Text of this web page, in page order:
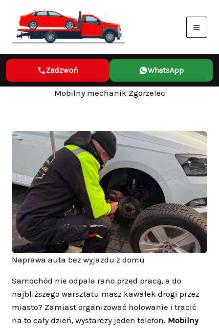
treści
Zadzwoń WhatsApp
Mobilny mechanik Zgorzelec
Naprawa auta bez wyjazdu z domu
Samochód nie odpala rano przed pracą, a do
najbliższego warsztatu masz kawałek drogi przez
miasto? Zamiast organizować holowanie i tracić
na to cały dzień, wystarczy jeden telefon. Mobilny